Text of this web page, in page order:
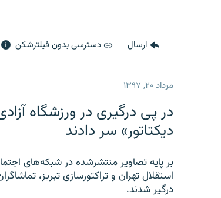
ارسال دسترسی بدون فیلترشکن
مرداد ۲۰, ۱۳۹۷
در پی درگیری در ورزشگاه
دیکتاتور» سر دادند
بر پایه تصاویر منتشرشده در شبکه‌های
استقلال تهران و تراکتورسازی تبریز،
درگیر شدند.